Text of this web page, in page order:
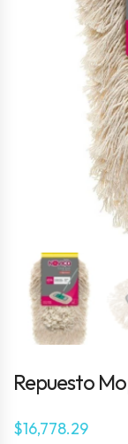
Repuesto
$16,778.29